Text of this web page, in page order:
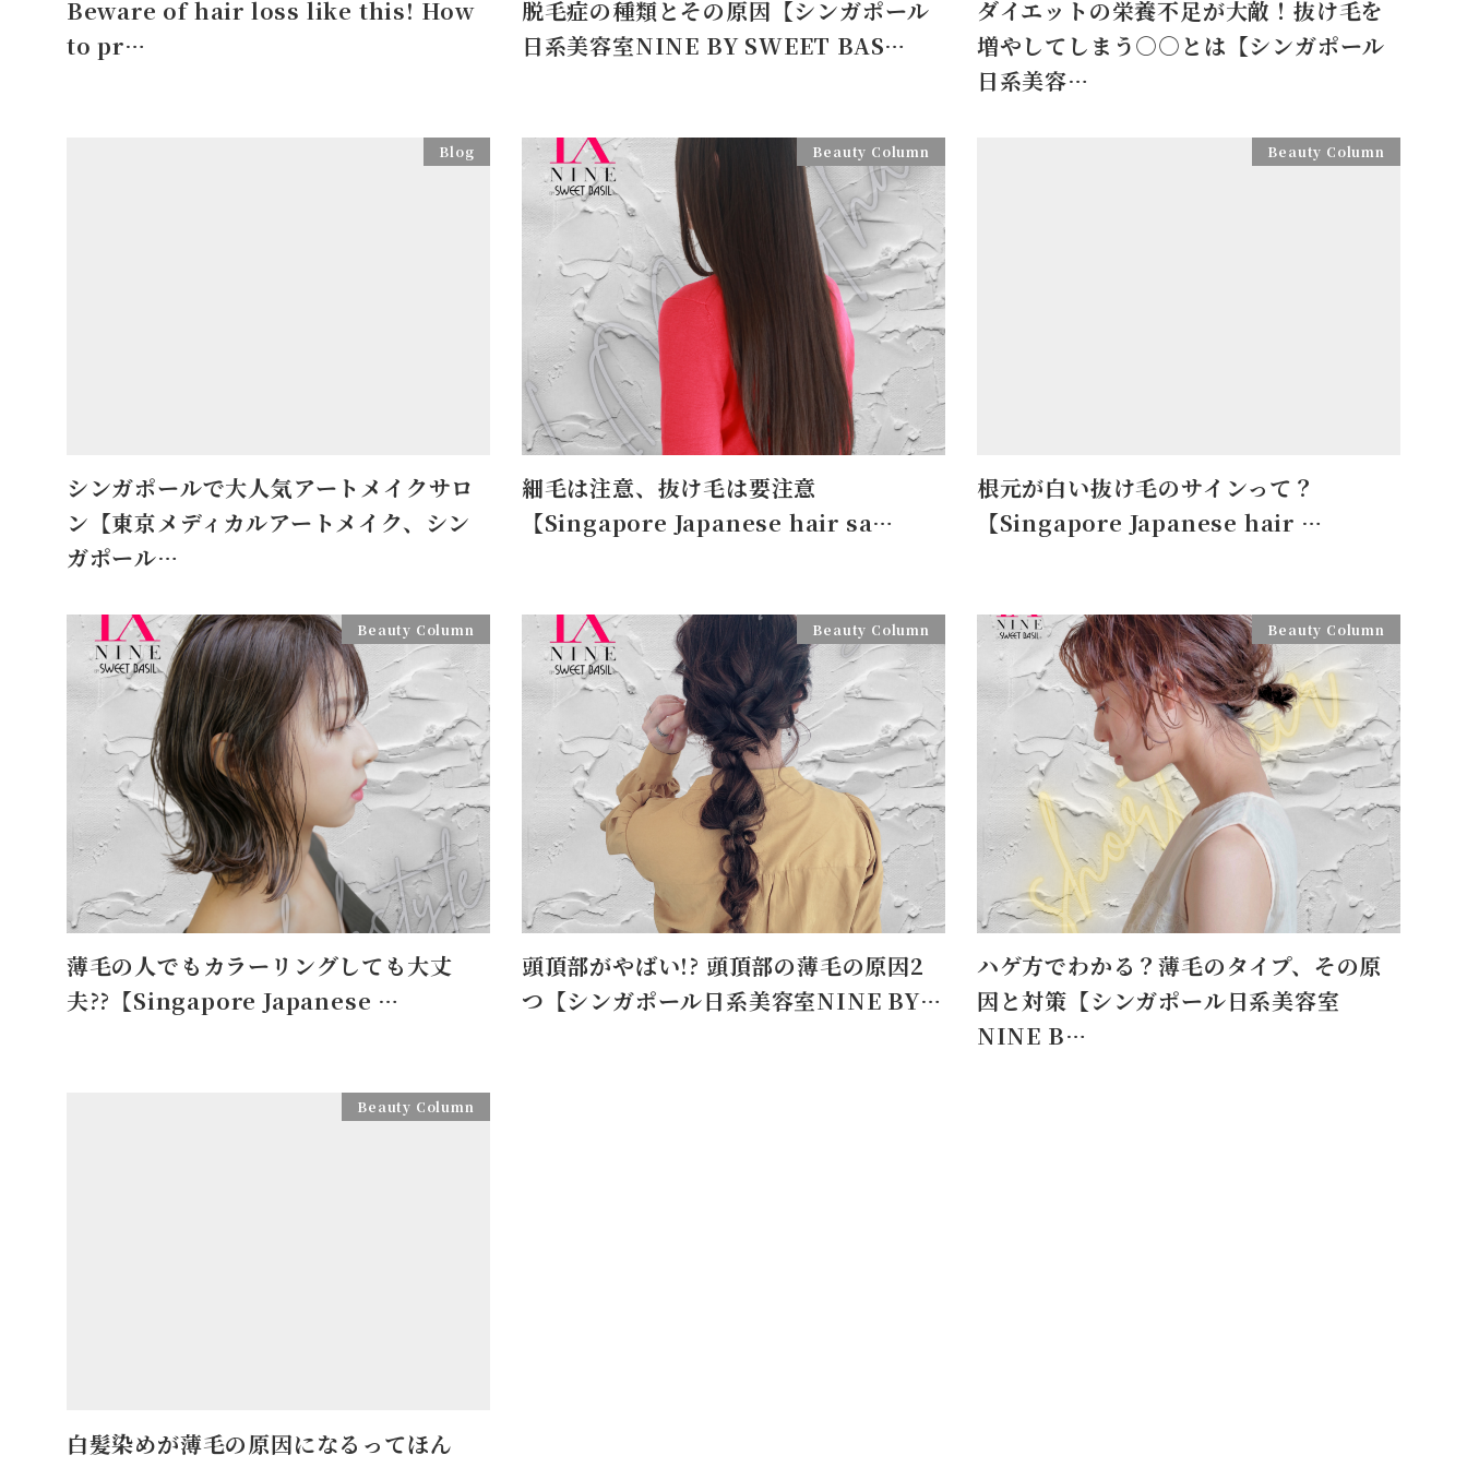
Beware of hair loss like this! How
to pr…
脱毛症の種類とその原因【シンガポール
日系美容室NINE BY SWEET BAS…
ダイエットの栄養不足が大敵！抜け毛を
増やしてしまう○○とは【シンガポール
日系美容…
Blog
シンガポールで大人気アートメイクサロ
ン【東京メディカルアートメイク、シン
ガポール…
Beauty Column
細毛は注意、抜け毛は要注意
【Singapore Japanese hair sa…
Beauty Column
根元が白い抜け毛のサインって？
【Singapore Japanese hair …
Beauty Column
薄毛の人でもカラーリングしても大丈
夫??【Singapore Japanese …
Beauty Column
頭頂部がやばい!? 頭頂部の薄毛の原因2
つ【シンガポール日系美容室NINE BY…
Beauty Column
ハゲ方でわかる？薄毛のタイプ、その原
因と対策【シンガポール日系美容室
NINE B…
Beauty Column
白髪染めが薄毛の原因になるってほん